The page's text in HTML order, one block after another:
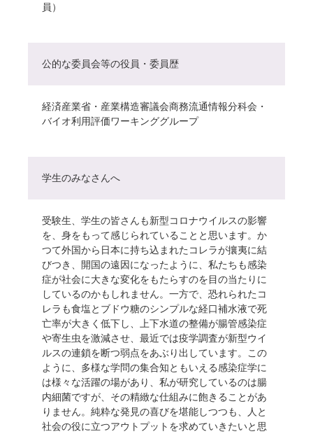
員）
公的な委員会等の役員・委員歴
経済産業省・産業構造審議会商務流通情報分科会・
バイオ利用評価ワーキンググループ
学生のみなさんへ
受験生、学生の皆さんも新型コロナウイルスの影響
を、身をもって感じられていることと思います。か
つて外国から日本に持ち込まれたコレラが攘夷に結
びつき、開国の遠因になったように、私たちも感染
症が社会に大きな変化をもたらすのを目の当たりに
しているのかもしれません。一方で、恐れられたコ
レラも食塩とブドウ糖のシンプルな経口補水液で死
亡率が大きく低下し、上下水道の整備が腸管感染症
や寄生虫を激減させ、最近では疫学調査が新型ウイ
ルスの連鎖を断つ弱点をあぶり出しています。この
ように、多様な学問の集合知ともいえる感染症学に
は様々な活躍の場があり、私が研究しているのは腸
内細菌ですが、その精緻な仕組みに飽きることがあ
りません。純粋な発見の喜びを堪能しつつも、人と
社会の役に立つアウトプットを求めていきたいと思